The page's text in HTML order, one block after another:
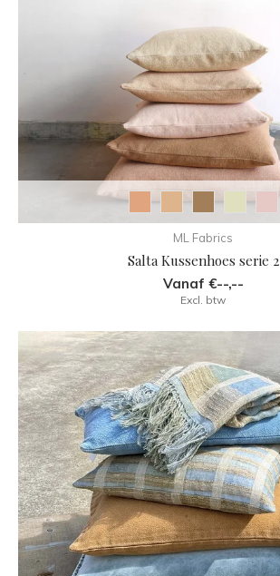
ML Fabrics
Salta Kussenhoes serie 2
Vanaf €--,--
Excl. btw